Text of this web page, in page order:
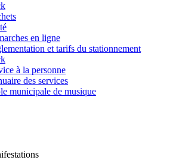
en ligne
et tarifs du stationnement
à la personne
des services
municipale de musique